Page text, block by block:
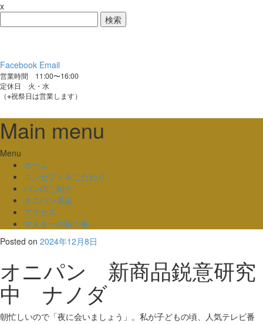
x
索:
Facebook Email
営業時間 11:00〜16:00
定休日 火・水
（※祝祭日は営業します）
Main menu
Skip
content
Menu
ホーム
コンセプト＆こだわり
パンのご紹介
オニパン通販
アクセス
マスターの折々帳
Posted on 2024年12月8日
オニパン 新商品鋭意研究
中 ナノダ
朝忙しいので「夜に会いましょう」。私が子どもの頃、人気テレビ番